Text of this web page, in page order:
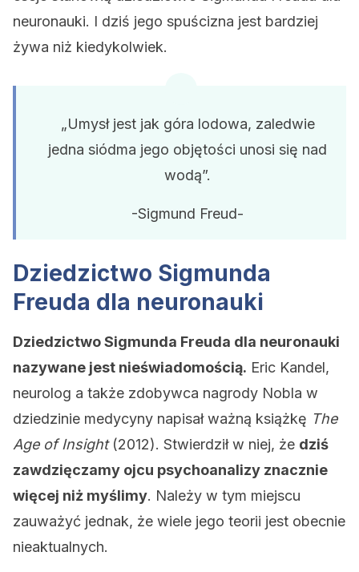
neuronauki. I dziś jego spuścizna jest bardziej
żywa niż kiedykolwiek.
„Umysł jest jak góra lodowa, zaledwie
jedna siódma jego objętości unosi się nad
wodą”.
-Sigmund Freud-
Dziedzictwo Sigmunda
Freuda dla neuronauki
Dziedzictwo Sigmunda Freuda dla neuronauki
nazywane jest nieświadomością. Eric Kandel,
neurolog a także zdobywca nagrody Nobla w
dziedzinie medycyny napisał ważną książkę The
Age of Insight(2012). Stwierdził w niej, że dziś
zawdzięczamy ojcu psychoanalizy znacznie
więcej niż myślimy. Należy w tym miejscu
zauważyć jednak, że wiele jego teorii jest obecnie
nieaktualnych.